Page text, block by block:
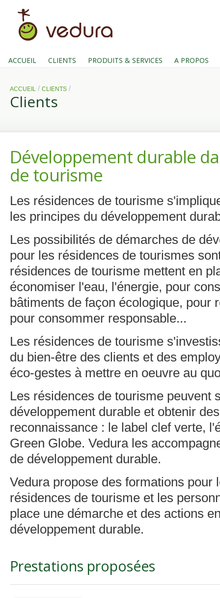
ACCUEIL CLIENTS PRODUITS & SERVICES A PROPOS
ACCUEIL / CLIENTS /
Clients
Développement durable
de tourisme
Les résidences de tourisme
les principes du développement
Les possibilités de démarches de
pour les résidences de tourismes
résidences de tourisme mettent en
économiser l'eau, l'énergie, pour
bâtiments de façon écologique, pour
pour consommer responsable...
Les résidences de tourisme
du bien-être des clients et des
éco-gestes à mettre en oeuvre au
Les résidences de tourisme peuvent
développement durable et obtenir
reconnaissance : le label clef verte,
Green Globe. Vedura les
de développement durable.
Vedura propose des formations pour
résidences de tourisme et les
place une démarche et des actions
développement durable.
Prestations proposées